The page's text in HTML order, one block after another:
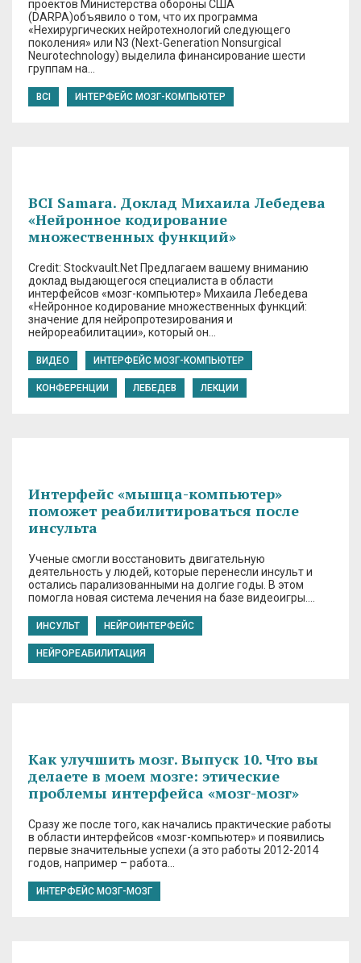
проектов Министерства обороны США
(DARPA)объявило о том, что их программа
«Нехирургических нейротехнологий следующего
поколения» или N3 (Next-Generation Nonsurgical
Neurotechnology) выделила финансирование шести
группам на…
BCI ИНТЕРФЕЙС МОЗГ-КОМПЬЮТЕР
BCI Samara. Доклад Михаила Лебедева
«Нейронное кодирование
множественных функций»
Credit: Stockvault.Net Предлагаем вашему вниманию
доклад выдающегося специалиста в области
интерфейсов «мозг-компьютер» Михаила Лебедева
«Нейронное кодирование множественных функций:
значение для нейропротезирования и
нейрореабилитации», который он…
ВИДЕО ИНТЕРФЕЙС МОЗГ-КОМПЬЮТЕР
КОНФЕРЕНЦИИ ЛЕБЕДЕВ ЛЕКЦИИ
Интерфейс «мышца-компьютер»
поможет реабилитироваться после
инсульта
Ученые смогли восстановить двигательную
деятельность у людей, которые перенесли инсульт и
остались парализованными на долгие годы. В этом
помогла новая система лечения на базе видеоигры….
ИНСУЛЬТ НЕЙРОИНТЕРФЕЙС
НЕЙРОРЕАБИЛИТАЦИЯ
Как улучшить мозг. Выпуск 10. Что вы
делаете в моем мозге: этические
проблемы интерфейса «мозг-мозг»
Сразу же после того, как начались практические работы
в области интерфейсов «мозг-компьютер» и появились
первые значительные успехи (а это работы 2012-2014
годов, например – работа…
ИНТЕРФЕЙС МОЗГ-МОЗГ